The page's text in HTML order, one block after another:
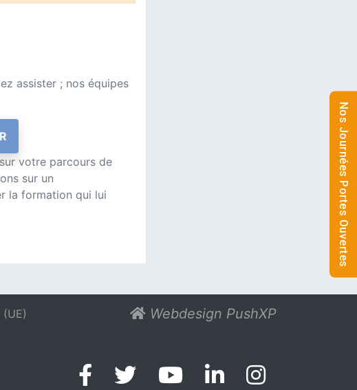
assister ; nos équipes
votre parcours de
sur un
la formation qui lui
Webdesign PushXP
Facebook
TwitterYoutubeLinkedIn
Nos Journées Portes Ouvertes